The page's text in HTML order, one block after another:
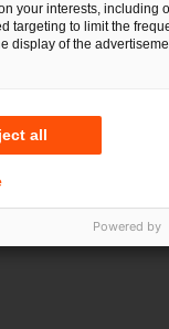
your interests, including
targeting to limit the
display of the
all
Powered by